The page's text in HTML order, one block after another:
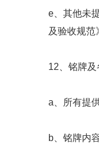
e、其他未
及验收规
12、铭牌
a、所有提
b、铭牌内